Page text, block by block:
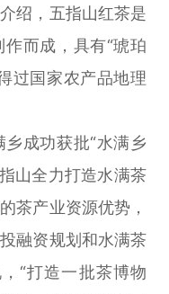
绍，五指山红茶是
而成，具有“琥珀
过国家农产品地理
成功获批“水满乡
山全力打造水满茶
茶产业资源优势，
融资规划和水满茶
“打造一批茶博物